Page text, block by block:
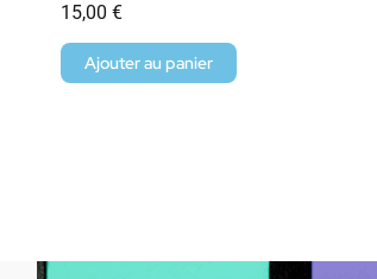
15,00 €
Ajouter au panier